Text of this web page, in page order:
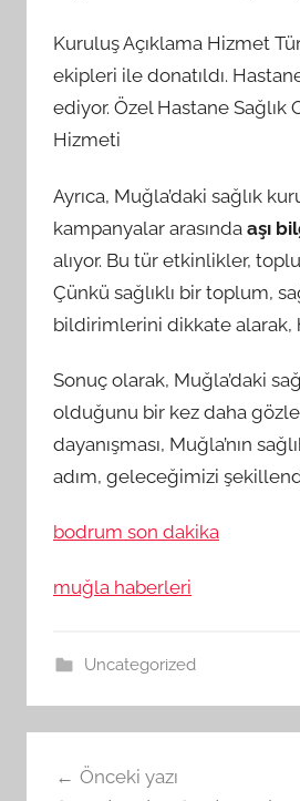
Kuruluş Açıklama Hizmet
ekipleri ile donatıldı.
ediyor. Özel Hastane Sağlık
Hizmeti
Ayrıca, Muğla’daki sağlık
kampanyalar arasında aşı
alıyor. Bu tür etkinlikler,
Çünkü sağlıklı bir toplum,
bildirimlerini dikkate alarak,
Sonuç olarak, Muğla’daki
olduğunu bir kez daha
dayanışması, Muğla’nın
adım, geleceğimizi
bodrum son dakika
muğla haberleri
Uncategorized
gezinmesi
Önceki yazı